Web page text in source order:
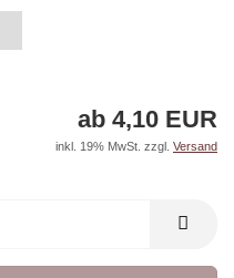
ab 4,10 EUR
inkl. 19% MwSt. zzgl. Versand